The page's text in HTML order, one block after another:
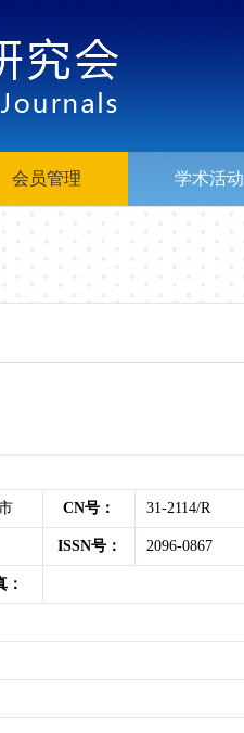
会员管理 学术活动
CN号： 31-2114/R
ISSN号： 2096-0867
：